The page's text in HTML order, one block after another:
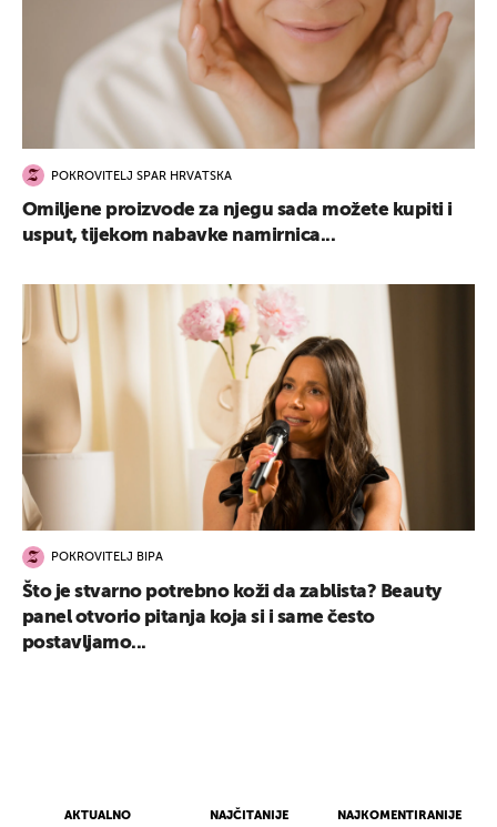
AKTUALNO NAJČITANIJE NAJKOMENTIRANIJE
POKROVITELJ SPAR HRVATSKA
Omiljene proizvode za njegu sada možete kupiti i
usput, tijekom nabavke namirnica...
POKROVITELJ BIPA
Što je stvarno potrebno koži da zablista? Beauty
panel otvorio pitanja koja si i same često
postavljamo...
UKLJUČITE NOTIFIKACIJE